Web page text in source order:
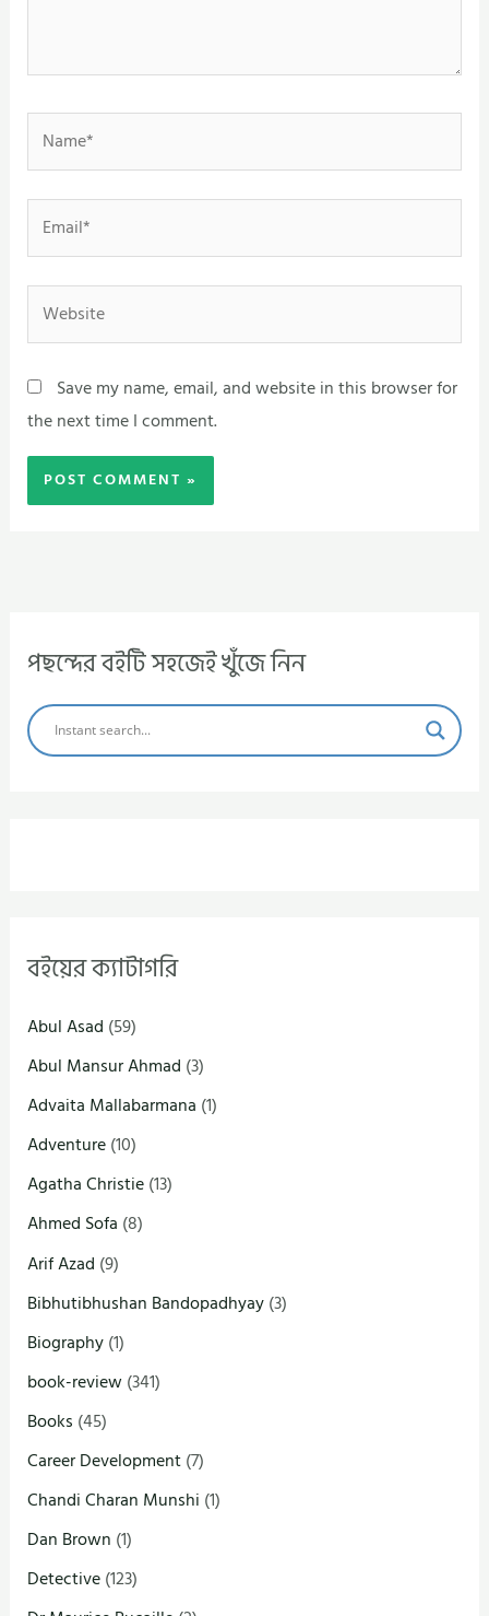
Name*
Email*
Website
Save my name, email, and website in this browser for
the next time I comment.
পছন্দের বইটি সহজেই খুঁজে নিন
বইয়ের ক্যাটাগরি
Abul Asad (59)
Abul Mansur Ahmad (3)
Advaita Mallabarmana (1)
Adventure(10)
Agatha Christie(13)
Ahmed Sofa (8)
Arif Azad (9)
Bibhutibhushan Bandopadhyay(3)
Biography(1)
book-review(341)
Books (45)
Career Development(7)
Chandi Charan Munshi (1)
Dan Brown (1)
Detective(123)